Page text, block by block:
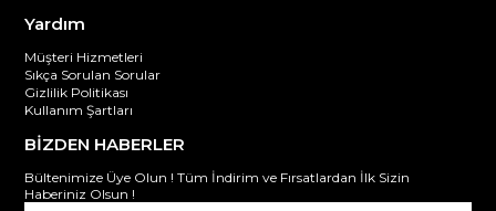
Yardım
Müşteri Hizmetleri
Sıkça Sorulan Sorular
Gizlilik Politikası
Kullanım Şartları
BİZDEN HABERLER
Bültenimize Üye Olun ! Tüm İndirim ve Fırsatlardan İlk Sizin
Haberiniz Olsun !